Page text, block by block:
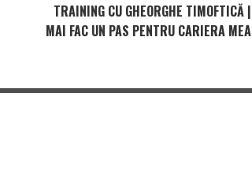
TRAINING CU GHEORGHE TIMOFTICĂ |
MAI FAC UN PAS PENTRU CARIERA MEA